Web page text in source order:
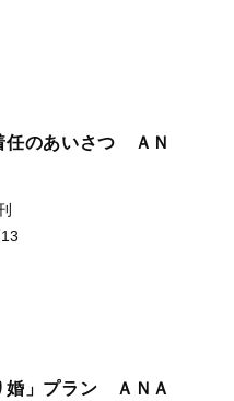
任のあいさつ ＡＮ
婚」プラン ＡＮＡ